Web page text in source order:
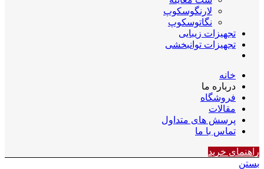
لارنگوسکوپ
نگاتوسکوپ
تجهیزات زیبایی
تجهیزات توانبخشی
خانه
درباره ما
فروشگاه
مقالات
پرسش های متداول
تماس با ما
راهنمای خرید
بستن